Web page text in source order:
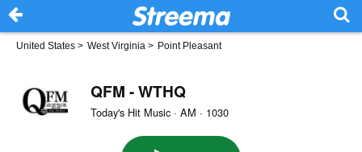
United States > West Virginia > Point Pleasant
QFM - WTHQ
Today's Hit Music · AM · 1030